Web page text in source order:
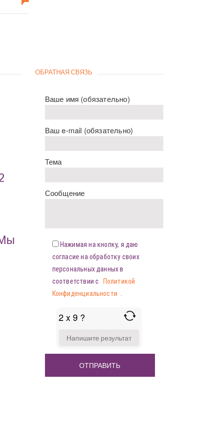
ОБРАТНАЯ СВЯЗЬ
Ваше имя (обязательно)
Ваш e-mail (обязательно)
Тема
Сообщение
Нажимая на кнопку, я даю
согласие на обработку своих
персональных данных в
соответствии с
Политикой
Конфиденциальности
2 x 9 ?
FOR